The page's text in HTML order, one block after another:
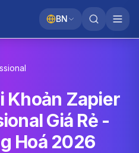
BN
Khoản Zapier
Giá Rẻ -
Hoá 2026